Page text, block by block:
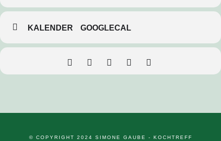
KALENDER GOOGLECAL
© COPYRIGHT 2024 SIMONE GAUBE - KOCHTREFF